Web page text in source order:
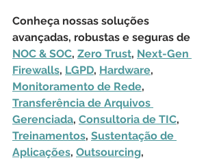
Conheça nossas soluções
avançadas, robustas e seguras de
NOC & SOC, Zero Trust, Next-Gen
Firewalls, LGPD, Hardware,
Monitoramento de Rede,
Transferência de Arquivos
Gerenciada, Consultoria de TIC,
Treinamentos, Sustentação de
Aplicações, Outsourcing,